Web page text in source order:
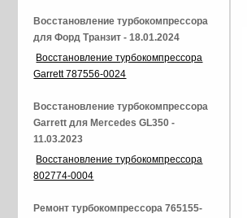
Восстановление турбокомпрессора
для Форд Транзит - 18.01.2024
Восстановление турбокомпрессора
Garrett 787556-0024
Восстановление турбокомпрессора
Garrett для Mercedes GL350 -
11.03.2023
Восстановление турбокомпрессора
802774-0004
Ремонт турбокомпрессора 765155-